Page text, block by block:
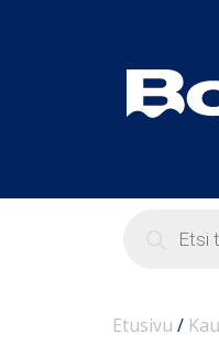
Etusivu /